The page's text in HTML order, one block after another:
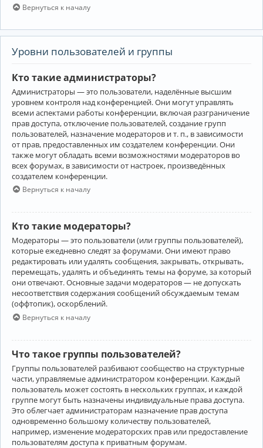
Вернуться к началу
Уровни пользователей и группы
Кто такие администраторы?
Администраторы — это пользователи, наделённые высшим
уровнем контроля над конференцией. Они могут управлять
всеми аспектами работы конференции, включая разграничение
прав доступа, отключение пользователей, создание групп
пользователей, назначение модераторов и т. п., в зависимости
от прав, предоставленных им создателем конференции. Они
также могут обладать всеми возможностями модераторов во
всех форумах, в зависимости от настроек, произведённых
создателем конференции.
Вернуться к началу
Кто такие модераторы?
Модераторы — это пользователи (или группы пользователей),
которые ежедневно следят за форумами. Они имеют право
редактировать или удалять сообщения, закрывать, открывать,
перемещать, удалять и объединять темы на форуме, за который
они отвечают. Основные задачи модераторов — не допускать
несоответствия содержания сообщений обсуждаемым темам
(оффтопик), оскорблений.
Вернуться к началу
Что такое группы пользователей?
Группы пользователей разбивают сообщество на структурные
части, управляемые администратором конференции. Каждый
пользователь может состоять в нескольких группах, и каждой
группе могут быть назначены индивидуальные права доступа.
Это облегчает администраторам назначение прав доступа
одновременно большому количеству пользователей,
например, изменение модераторских прав или предоставление
пользователям доступа к приватным форумам.